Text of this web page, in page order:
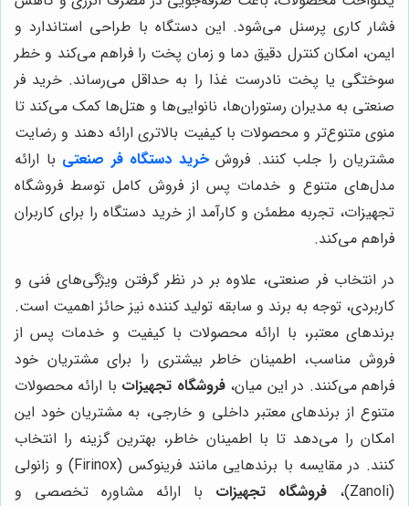
فشار کاری پرسنل می‌شود. این دستگاه با طراحی استاندارد و
ایمن، امکان کنترل دقیق دما و زمان پخت را فراهم می‌کند و خطر
سوختگی یا پخت نادرست غذا را به حداقل می‌رساند. خرید فر
صنعتی به مدیران رستوران‌ها، نانوایی‌ها و هتل‌ها کمک می‌کند تا
منوی متنوع‌تر و محصولات با کیفیت بالاتری ارائه دهند و رضایت
مشتریان را جلب کنند. فروشخرید دستگاه فر صنعتی با ارائه
مدل‌های متنوع و خدمات پس از فروش کامل توسط فروشگاه
تجهیزات، تجربه مطمئن و کارآمد از خرید دستگاه را برای کاربران
فراهم می‌کند.
در انتخاب فر صنعتی، علاوه بر در نظر گرفتن ویژگی‌های فنی و
کاربردی، توجه به برند و سابقه تولید کننده نیز حائز اهمیت است.
برندهای معتبر، با ارائه محصولات با کیفیت و خدمات پس از
فروش مناسب، اطمینان خاطر بیشتری را برای مشتریان خود
فراهم می‌کنند. در این میان،فروشگاه تجهیزات با ارائه محصولات
متنوع از برندهای معتبر داخلی و خارجی، به مشتریان خود این
امکان را می‌دهد تا با اطمینان خاطر، بهترین گزینه را انتخاب
کنند. در مقایسه با برندهایی مانند فرینوکس (Firinox) و زانولی
(Zanoli)،
فروشگاه تجهیزات با ارائه مشاوره تخصصی و